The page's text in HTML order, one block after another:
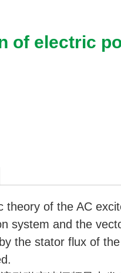
of electric
power system的用法和样例
theory of the AC
system and the
the stator flux of